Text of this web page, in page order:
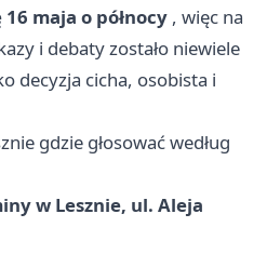
maja o północy , więc na
i debaty zostało niewiele
decyzja cicha, osobista i
gdzie głosować według
w Lesznie, ul. Aleja